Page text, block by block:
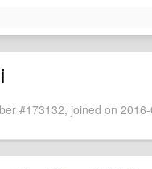
#173132, joined on